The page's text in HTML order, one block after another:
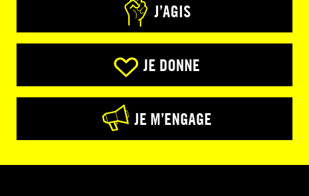
J’AGIS
JE DONNE
JE M’ENGAGE